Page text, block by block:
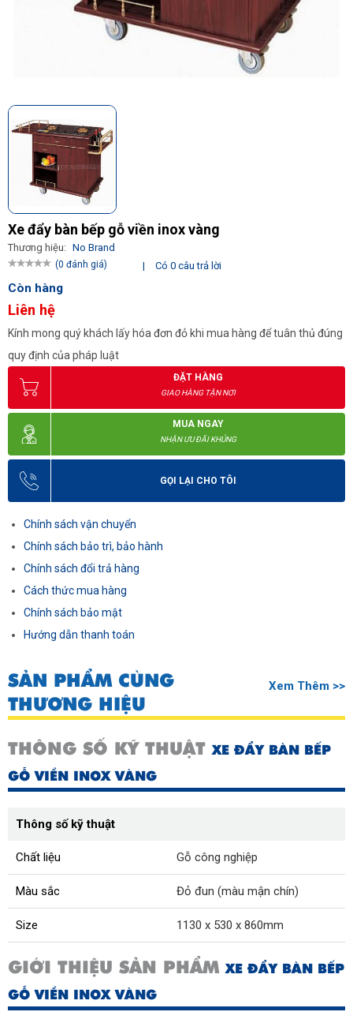
Xe đẩy bàn bếp gỗ viền inox vàng
Thương hiệu: No Brand
(0 đánh giá) | Có 0 câu trả lời
Còn hàng
Liên hệ
Kính mong quý khách lấy hóa đơn đỏ khi mua hàng để tuân thủ đúng
quy định của pháp luật
ĐẶT HÀNG
GIAO HÀNG TẬN NƠI
MUA NGAY
NHẬN ƯU ĐÃI KHỦNG
GỌI LẠI CHO TÔI
Chính sách vận chuyển
Chính sách bảo trì, bảo hành
Chính sách đổi trả hàng
Cách thức mua hàng
Chính sách bảo mật
Hướng dẫn thanh toán
SẢN PHẨM CÙNG
THƯƠNG HIỆU
Xem Thêm >>
THÔNG SỐ KỸ THUẬTXE ĐẨY BÀN BẾP
GỖ VIỀN INOX VÀNG
Thông số kỹ thuật
Chất liệu Gỗ công nghiệp
Màu sắc Đỏ đun (màu mận chín)
Size 1130 x 530 x 860mm
GIỚI THIỆU SẢN PHẨMXE ĐẨY BÀN BẾP
GỖ VIỀN INOX VÀNG